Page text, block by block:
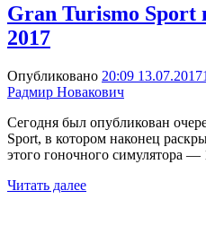
Gran Turismo Sport
2017
Опубликовано 20:09 13.07.2017
Радмир Новакович
Сегодня был опубликован
Sport, в котором наконец
этого гоночного симулятора
Читать далее